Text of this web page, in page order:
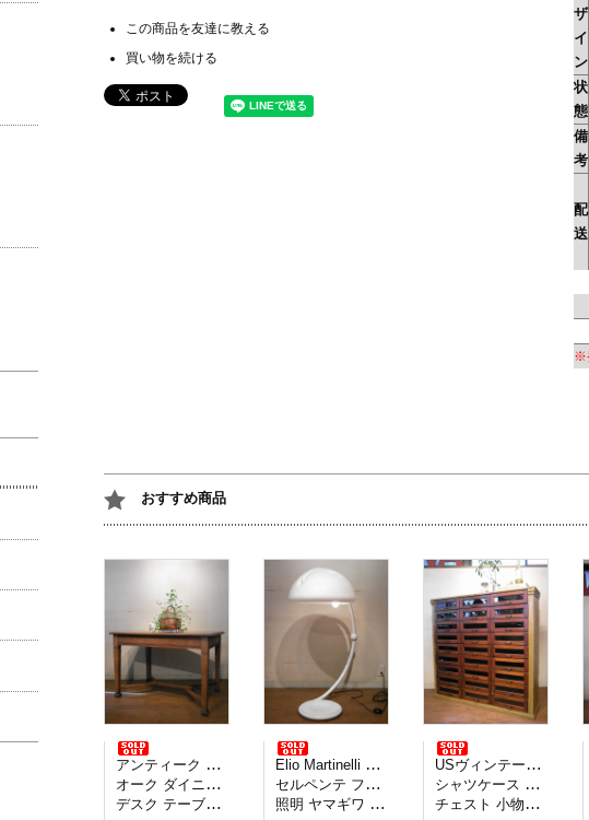
ザ
イ
ン
状
態
備
考
配
送
※
この商品を友達に教える
買い物を続ける
おすすめ商品
アンティーク イギリス製
オーク ダイニングテーブル
デスク テーブル 2人掛け
Elio Martinelli エリオ・マルティネリ
セルペンテ フロアランプ
照明 ヤマギワ イタリア
USヴィンテージ アメリカ製
シャツケース 引き出し27杯
チェスト 小物収納 見せる収納